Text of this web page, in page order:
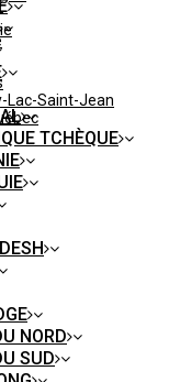
Lac-Saint-Jean
TCHÈQUE
NORD
SUD